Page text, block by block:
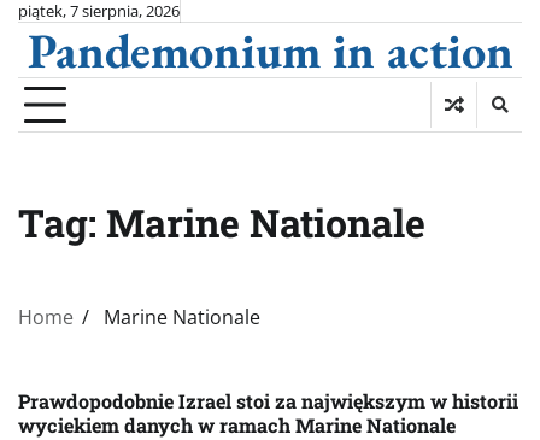
Skip
content
piątek, 7 sierpnia, 2026
Pandemonium in action
Tag: Marine Nationale
Home Marine Nationale
Prawdopodobnie Izrael stoi za największym w historii
wyciekiem danych w ramach Marine Nationale